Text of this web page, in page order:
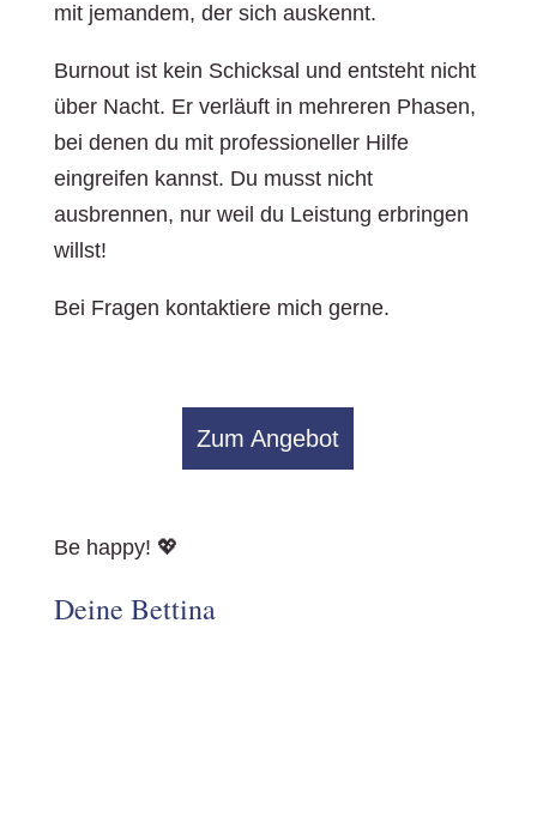
mit jemandem, der sich auskennt.
Burnout ist kein Schicksal und entsteht nicht
über Nacht. Er verläuft in mehreren Phasen,
bei denen du mit professioneller Hilfe
eingreifen kannst. Du musst nicht
ausbrennen, nur weil du Leistung erbringen
willst!
Bei Fragen kontaktiere mich gerne.
Zum Angebot
Be happy! 💖
Deine Bettina